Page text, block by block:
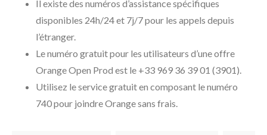
Il existe des numéros d’assistance spécifiques
disponibles 24h/24 et 7j/7 pour les appels depuis
l’étranger.
Le numéro gratuit pour les utilisateurs d’une offre
Orange Open Prod est le +33 969 36 39 01 (3901).
Utilisez le service gratuit en composant le numéro
740 pour joindre Orange sans frais.